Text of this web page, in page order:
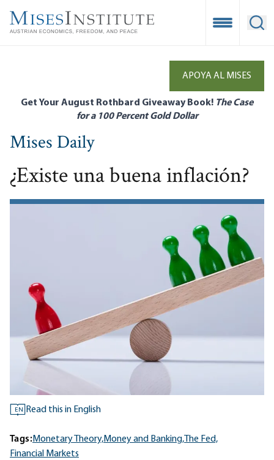
main
Open
APOYA AL MISES
Get Your August Rothbard Giveaway Book! The Case
for a 100 Percent Gold Dollar
Mises Daily
¿Existe una buena inflación?
EN Read this in English
Tags:Monetary Theory,Money and Banking, The Fed,
Financial Markets